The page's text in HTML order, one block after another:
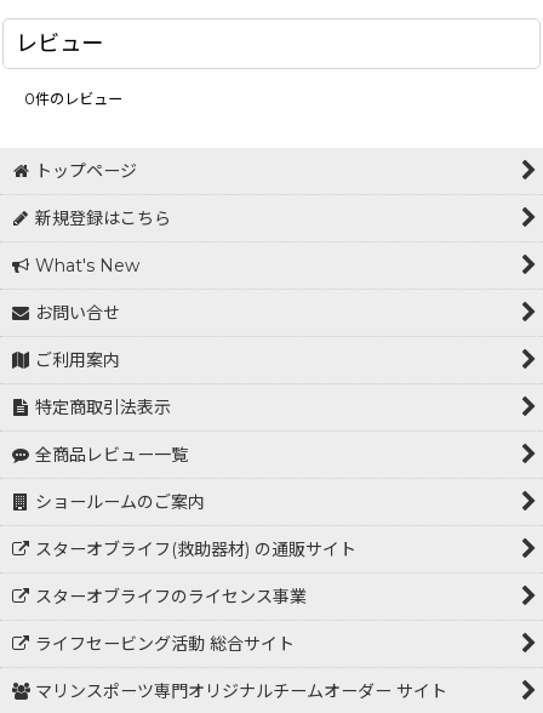
レビュー
0件のレビュー
トップページ
新規登録はこちら
What's New
お問い合せ
ご利用案内
特定商取引法表示
全商品レビュー一覧
ショールームのご案内
スターオブライフ(救助器材) の通販サイト
スターオブライフのライセンス事業
ライフセービング活動 総合サイト
マリンスポーツ専門オリジナルチームオーダー サイト